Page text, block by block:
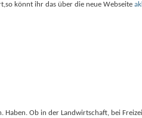
könnt ihr das über die neue Webseite
Ob in der Landwirtschaft, bei